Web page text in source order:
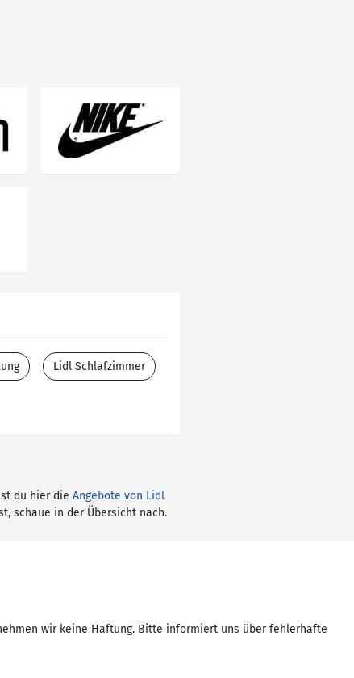
Lidl Schlafzimmer
du hier die Angebote von Lidl
schaue in der Übersicht nach.
wir keine Haftung. Bitte informiert uns über fehlerhafte